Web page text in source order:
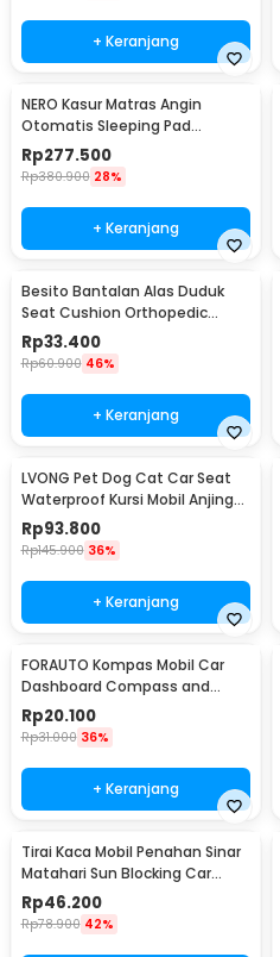
+ Keranjang
NERO Kasur Matras Angin
Otomatis Sleeping Pad
Waterproof Single - B05
Rp277.500
Rp380.900 28%
+ Keranjang
Besito Bantalan Alas Duduk
Seat Cushion Orthopedic
Sponge Mat - BT90
Rp33.400
Rp60.900 46%
+ Keranjang
LVONG Pet Dog Cat Car Seat
Waterproof Kursi Mobil Anjing
Kucing - LV525
Rp93.800
Rp145.900 36%
+ Keranjang
FORAUTO Kompas Mobil Car
Dashboard Compass and
Thermometer - C288-5
Rp20.100
Rp31.000 36%
+ Keranjang
Tirai Kaca Mobil Penahan Sinar
Matahari Sun Blocking Car
Curtain 2 PCS - 851
Rp46.200
Rp78.900 42%